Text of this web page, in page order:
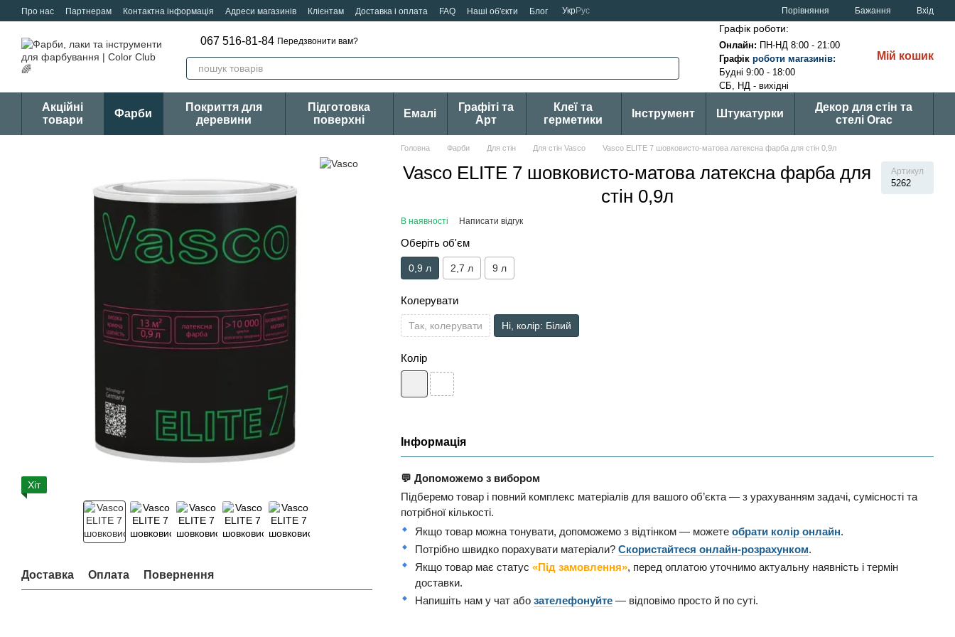
Перейти к основному контенту
Про нас Партнерам Контактна інформація Адреси магазинів Клієнтам Доставка і оплата FAQ Наші об'єкти Блог УкрРус Порівняння Бажання Вхід
067 516-81-84 Передзвонити вам?
Графік роботи:
Онлайн: ПН-НД 8:00 - 21:00
Графік роботи магазинів:
Будні 9:00 - 18:00
СБ, НД - вихідні
Мій кошик
Акційні
товари
Фарби
Покриття для
деревини
Підготовка
поверхні
Емалі
Графіті та
Арт
Клеї та
герметики
Інструмент Штукатурки
Декор для стін та
стелі Orac
Хіт
Доставка Оплата Повернення
Головна Фарби Для стін Для стін Vasco Vasco ELITE 7 шовковисто-матова латексна фарба для стін 0,9л
Vasco ELITE 7 шовковисто-матова латексна фарба для
стін 0,9л
Артикул
5262
В наявності Написати відгук
Оберіть об'єм
0,9 л 2,7 л 9 л
Колерувати
Так, колерувати Ні, колір: Білий
Колір
Інформація
💬 Допоможемо з вибором
Підберемо товар і повний комплекс матеріалів для вашого об’єкта — з урахуванням задачі, сумісності та
потрібної кількості.
Якщо товар можна тонувати, допоможемо з відтінком — можете обрати колір онлайн.
Потрібно швидко порахувати матеріали? Скористайтеся онлайн-розрахунком.
Якщо товар має статус «Під замовлення», перед оплатою уточнимо актуальну наявність і термін
доставки.
Напишіть нам у чат або зателефонуйте— відповімо просто й по суті.